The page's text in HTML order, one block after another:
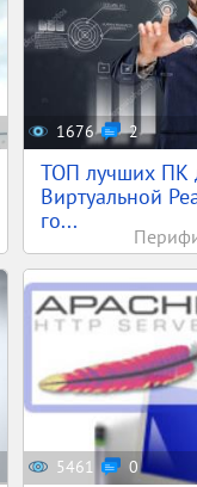
1676 2
ТОП лучших ПК
Виртуальной
го...
5461 0